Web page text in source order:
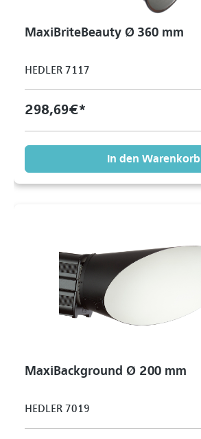
MaxiBriteBeauty Ø 360 mm
HEDLER 7117
298,69 €*
In den Warenkorb
MaxiBackground Ø 200 mm
HEDLER 7019